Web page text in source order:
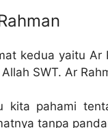
kedua yaitu Ar
SWT. Ar
kita pahami
tanpa